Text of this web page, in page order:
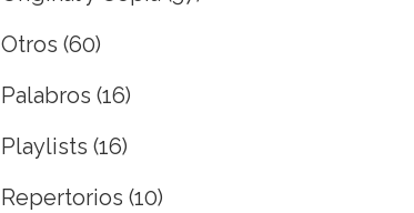
Otros (60)
Palabros (16)
Playlists (16)
Repertorios (10)